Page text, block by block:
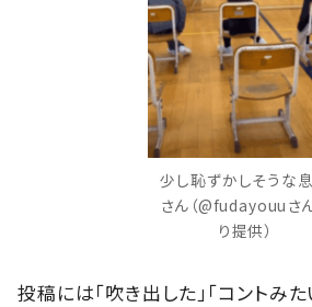
少し恥ずかしそうな
さん（@fudayouuさ
り提供）
投稿には「吹き出した」「コントみ